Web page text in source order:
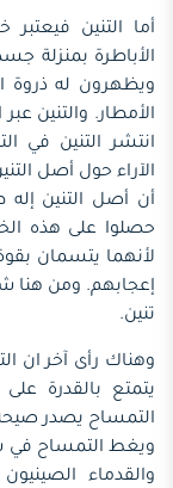
أما التنين فيعتبر
الأباطرة بمنزلة
ويظهرون له ذروة
الأمطار. والتنين
انتشر التنين في
الآراء حول أصل
أن أصل التنين إله
حصلوا على هذه
لأنهما يتسمان
إعجابهم. ومن هنا
تنين.
وهناك رأى آخر ان
يتمتع بالقدرة
التمساح يصدر
ويغط التمساح في
والقدماء